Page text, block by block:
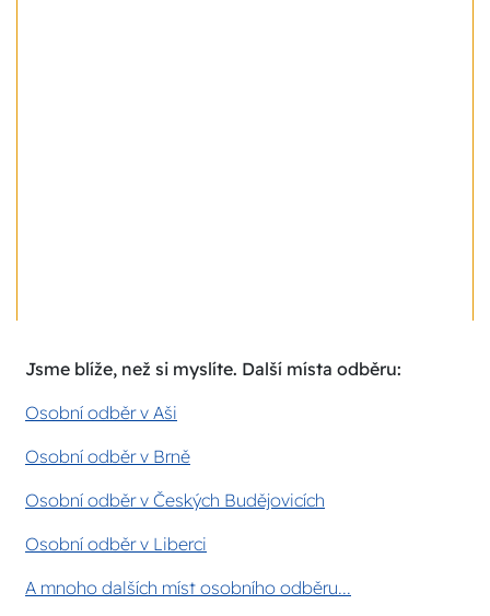
Jsme blíže, než si myslíte. Další místa odběru:
Osobní odběr v Aši
Osobní odběr v Brně
Osobní odběr v Českých Budějovicích
Osobní odběr v Liberci
A mnoho dalších míst osobního odběru...